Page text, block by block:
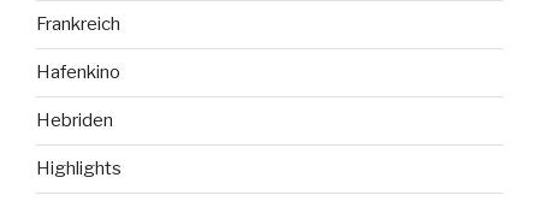
Frankreich
Hafenkino
Hebriden
Highlights